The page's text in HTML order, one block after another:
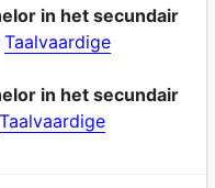
in het secundair
Taalvaardige
in het secundair
Taalvaardige